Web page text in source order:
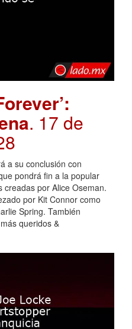
. 17 de
a su conclusión con
pondrá fin a la popular
creadas por Alice Oseman.
por Kit Connor como
Spring. También
queridos &